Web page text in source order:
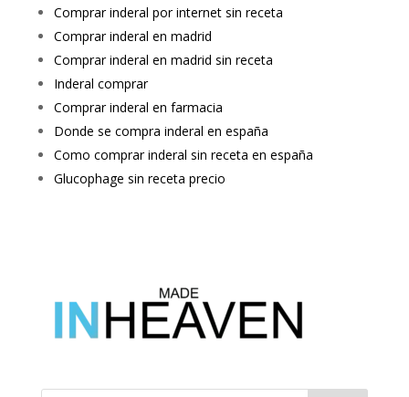
Comprar inderal por internet sin receta
Comprar inderal en madrid
Comprar inderal en madrid sin receta
Inderal comprar
Comprar inderal en farmacia
Donde se compra inderal en españa
Como comprar inderal sin receta en españa
Glucophage sin receta precio